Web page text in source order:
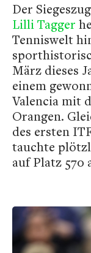
Der
Lilli Tagger
Tenniswelt
März dieses
einem
Valencia mit
Orangen.
des ersten
tauchte
auf Platz 570